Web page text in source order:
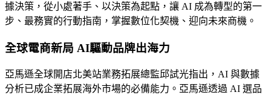
據決策，從小處著手、以決策為起點，讓 AI 成為轉型的第一
步、最務實的行動指南，掌握數位化契機、迎向未來商機。
全球電商新局 AI驅動品牌出海力
亞馬遜全球開店北美站業務拓展總監邱試光指出，AI 與數據
分析已成企業拓展海外市場的必備能力。亞馬遜透過 AI 選品